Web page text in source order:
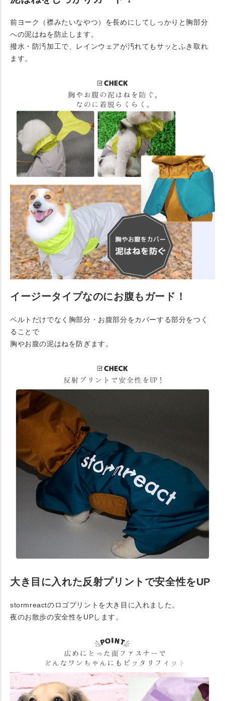
前ヨーク（襟みたいなやつ）を長めにしてしっかりと胸部分
への泥はねを防止します。
撥水・防汚加工で、レインウェアが汚れてもサッとふき取れ
ます。
イージータイプなのにお腹もガード！
ベルトだけでなく胸部分・お腹部分をカバーする部分をつく
ることで
胸やお腹の泥はねを防ぎます。
大き目に入れた反射プリントで安全性をUP
stormreactのロゴプリントを大き目に入れました。
夜のお散歩の安全性をUPします。